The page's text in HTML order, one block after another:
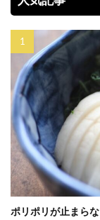
ポリポリが止まら